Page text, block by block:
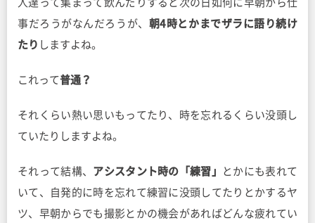
人達って集まって飲んだりすると次の日如何に早朝から仕
事だろうがなんだろうが、 朝4時とかまでザラに語り続け
たり しますよね。
これって普通？
それくらい熱い思いもってたり、時を忘れるくらい没頭し
ていたりしますよね。
それって結構、 アシスタント時の「練習」
とかにも表れて
いて、自発的に時を忘れて練習に没頭してたりとかするヤ
ツ、早朝からでも撮影とかの機会があればどんな疲れてい